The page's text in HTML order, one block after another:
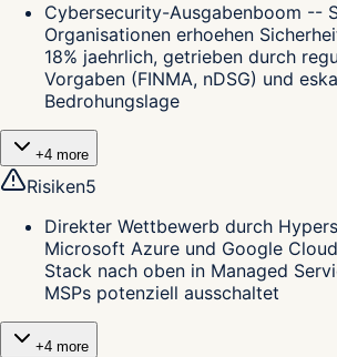
Cybersecurity-Ausgabenboom --
Organisationen erhoehen
18% jaehrlich, getrieben durch
Vorgaben (FINMA, nDSG) und
Bedrohungslage
+4 more
Risiken5
Direkter Wettbewerb durch
Microsoft Azure und Google
Stack nach oben in Managed
MSPs potenziell ausschaltet
+4 more